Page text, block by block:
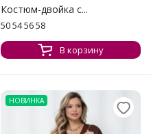
Костюм-двойка с...
50 54 56 58
В корзину
НОВИНКА